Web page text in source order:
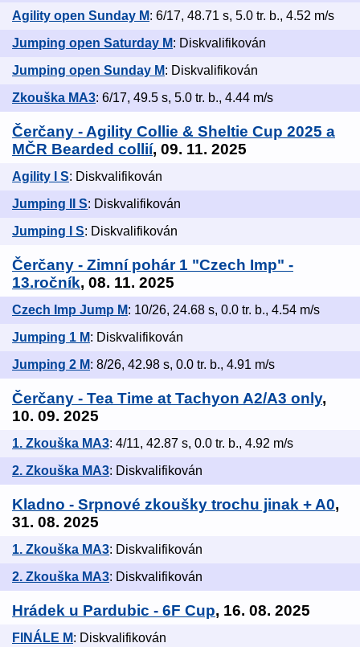
Agility open Sunday M: 6/17, 48.71 s, 5.0 tr. b., 4.52 m/s
Jumping open Saturday M: Diskvalifikován
Jumping open Sunday M: Diskvalifikován
Zkouška MA3: 6/17, 49.5 s, 5.0 tr. b., 4.44 m/s
Čerčany - Agility Collie & Sheltie Cup 2025 a
MČR Bearded collií, 09. 11. 2025
Agility I S: Diskvalifikován
Jumping II S: Diskvalifikován
Jumping I S: Diskvalifikován
Čerčany - Zimní pohár 1 "Czech Imp" -
13.ročník, 08. 11. 2025
Czech Imp Jump M: 10/26, 24.68 s, 0.0 tr. b., 4.54 m/s
Jumping 1 M: Diskvalifikován
Jumping 2 M: 8/26, 42.98 s, 0.0 tr. b., 4.91 m/s
Čerčany - Tea Time at Tachyon A2/A3 only,
10. 09. 2025
1. Zkouška MA3: 4/11, 42.87 s, 0.0 tr. b., 4.92 m/s
2. Zkouška MA3: Diskvalifikován
Kladno - Srpnové zkoušky trochu jinak + A0,
31. 08. 2025
1. Zkouška MA3: Diskvalifikován
2. Zkouška MA3: Diskvalifikován
Hrádek u Pardubic - 6F Cup, 16. 08. 2025
FINÁLE M: Diskvalifikován